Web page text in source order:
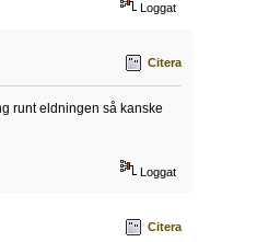
Loggat
Citera
runt eldningen så kanske
Loggat
Citera